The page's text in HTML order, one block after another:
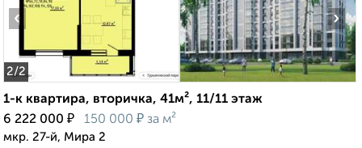
2/2
‹ ›
1-к квартира, вторичка, 41м², 11/11 этаж
6 222 000 ₽ 150 000 ₽ за м²
мкр. 27-й, Мира 2